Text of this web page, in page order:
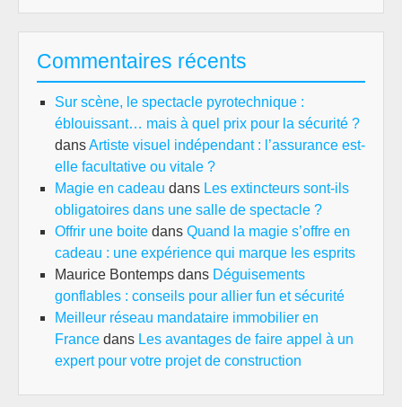
Commentaires récents
Sur scène, le spectacle pyrotechnique :
éblouissant… mais à quel prix pour la sécurité ?
dansArtiste visuel indépendant : l’assurance est-
elle facultative ou vitale ?
Magie en cadeau dans Les extincteurs sont-ils
obligatoires dans une salle de spectacle ?
Offrir une boite dans Quand la magie s’offre en
cadeau : une expérience qui marque les esprits
Maurice Bontemps dans Déguisements
gonflables : conseils pour allier fun et sécurité
Meilleur réseau mandataire immobilier en
France dans Les avantages de faire appel à un
expert pour votre projet de construction